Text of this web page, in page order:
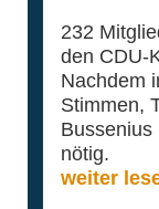
232
den CDU-
Nachdem
Stimmen,
Bussenius
nötig.
weiter